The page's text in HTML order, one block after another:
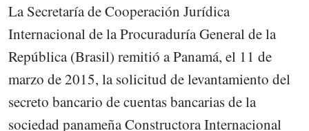
La Secretaría de Cooperación Jurídica
Internacional de la Procuraduría General de la
República (Brasil) remitió a Panamá, el 11 de
marzo de 2015, la solicitud de levantamiento del
secreto bancario de cuentas bancarias de la
sociedad panameña Constructora Internacional